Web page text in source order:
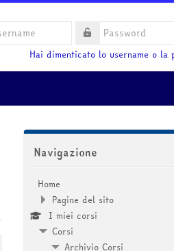
Hai dimenticato lo username o la
Salta Navigazione
Navigazione
Home
Pagine del sito
I miei corsi
Corsi
Archivio Corsi